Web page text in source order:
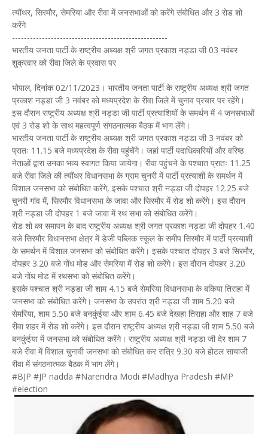
त्यौंथर, सिरमौर, सेमरिया और रीवा में जनसभाओं को करेंगे संबोधित और 3 रोड शो
करेंगे
----------------------------------------------------
भारतीय जनता पार्टी के राष्ट्रीय अध्यक्ष श्री जगत प्रकाश नड्डा जी 03 नवंबर
शुक्रवार को रीवा जिले के प्रवास पर
भोपाल, दिनांक 02/11/2023। भारतीय जनता पार्टी के राष्ट्र्रीय अध्यक्ष श्री जगत
प्रकाश नड्डा जी 3 नवंबर को मध्यप्रदेश के रीवा जिले में चुनाव प्रचार पर रहेंगे।
इस दौरान राष्ट्र्रीय अध्यक्ष श्री नड्डा जी पार्टी प्रत्याशियों के समर्थन में 4 जनसभाओं
एवं 3 रोड शो के साथ महत्वपूर्ण संगठनात्मक बैठक में भाग लेंगे।
भारतीय जनता पार्टी के राष्ट्र्रीय अध्यक्ष श्री जगत प्रकाश नड्डा जी 3 नवंबर को
प्रातः 11.15 बजे मध्यप्रदेश के रीवा पहुंचेंगे। जहां पार्टी पदाधिकारियों और वरिष्ठ
नेताओं द्वारा उनका भव्य स्वागत किया जायेगा। रीवा पहुंचने के पश्चात प्रातः 11.25
बजे रीवा जिले की त्यौंथर विधानसभा के ग्राम चुनरी में पार्टी प्रत्याशी के समर्थन में
विशाल जनसभा को संबोधित करेंगे, इसके पश्चात श्री नड्डा जी दोपहर 12.25 बजे
चुनरी गांव में, सिरमौर विधानसभा के जावा और सिरमौर में रोड शो करेंगे। इस दौरान
श्री नड्डा जी दोपहर 1 बजे जावा में रथ सभा को संबोधित करेंगे।
रोड शो का समापन के बाद राष्ट्र्रीय अध्यक्ष श्री जगत प्रकाश नड्डा जी दोपहर 1.40
बजे सिरमौर विधानसभा क्षेत्र में डेजी पब्लिक स्कूल के समीप सिरमौर में पार्टी प्रत्याशी
के समर्थन में विशाल जनसभा को संबोधित करेंगे। इसके पश्चात दोपहर 3 बजे सिरमौर,
दोपहर 3.20 बजे गोंध मोड और सेमरिया में रोड शो करेंगे। इस दौरान दोपहर 3.20
बजे गोंध मोड में रथसभा को संबोधित करेंगे।
इसके पश्चात श्री नड्डा जी शाम 4.15 बजे सेमरिया विधानसभा के बकिया तिराहा में
जनसभा को संबोधित करेंगे। जनसभा के उपरांत श्री नड्डा जी शाम 5.20 बजे
सेमरिया, शाम 5.50 बजे बनकुंईया और शाम 6.45 बजे देखहा तिराहा और शाह 7 बजे
रीवा शहर में रोड शो करेंगे। इस दौरान राष्ट्र्रीय अध्यक्ष श्री नड्डा जी शाम 5.50 बजे
बनकुंईया में जनसभा को संबोधित करेंगे। राष्ट्र्रीय अध्यक्ष श्री नड्डा जी देर शाम 7
बजे रीवा में विशाल चुनावी जनसभा को संबोधित कर रात्रि 9.30 बजे होटल सायाजी
रीवा में संगठनात्मक बैठक में भाग लेंगे।
#BJP #JP nadda #Narendra Modi #Madhya Pradesh #MP
#election